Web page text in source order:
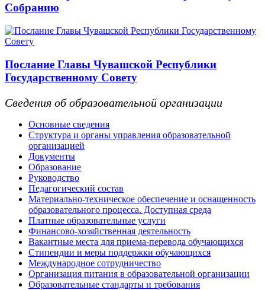
Собранию
Послание Главы Чувашской Республики
Государственному Совету
Сведения об образовательной организации
Основные сведения
Структура и органы управления образовательной
организацией
Документы
Образование
Руководство
Педагогический состав
Материально-техническое обеспечение и оснащенность
образовательного процесса. Доступная среда
Платные образовательные услуги
Финансово-хозяйственная деятельность
Вакантные места для приема-перевода обучающихся
Стипендии и меры поддержки обучающихся
Международное сотрудничество
Организация питания в образовательной организации
Образовательные стандарты и требования